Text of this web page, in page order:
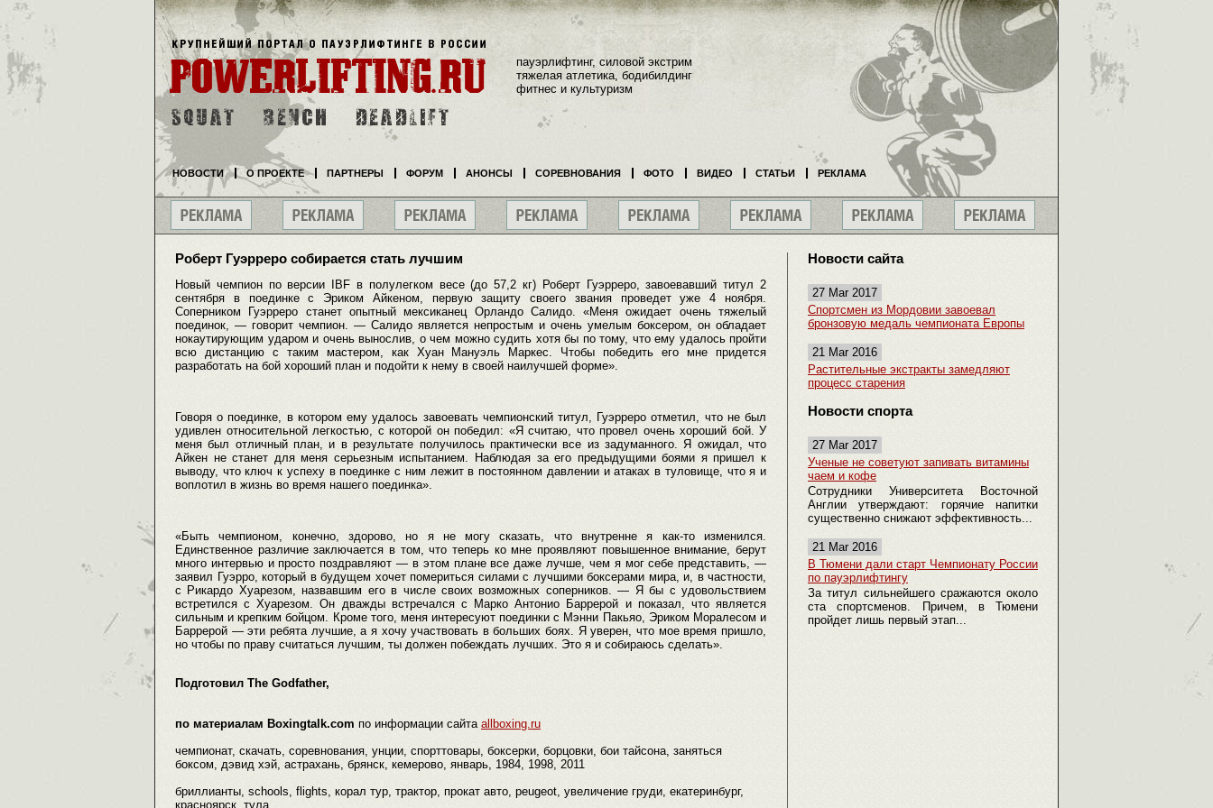
Роберт Гуэрреро собирается стать лучшим
Новый чемпион по версии IBF в полулегком весе (до 57,2 кг) Роберт Гуэрреро, завоевавший титул 2
сентября в поединке с Эриком Айкеном, первую защиту своего звания проведет уже 4 ноября.
Соперником Гуэрреро станет опытный мексиканец Орландо Салидо. «Меня ожидает очень тяжелый
поединок, — говорит чемпион. — Салидо является непростым и очень умелым боксером, он обладает
нокаутирующим ударом и очень вынослив, о чем можно судить хотя бы по тому, что ему удалось пройти
всю дистанцию с таким мастером, как Хуан Мануэль Маркес. Чтобы победить его мне придется
разработать на бой хороший план и подойти к нему в своей наилучшей форме».
Говоря о поединке, в котором ему удалось завоевать чемпионский титул, Гуэрреро отметил, что не был
удивлен относительной легкостью, с которой он победил: «Я считаю, что провел очень хороший бой. У
меня был отличный план, и в результате получилось практически все из задуманного. Я ожидал, что
Айкен не станет для меня серьезным испытанием. Наблюдая за его предыдущими боями я пришел к
выводу, что ключ к успеху в поединке с ним лежит в постоянном давлении и атаках в туловище, что я и
воплотил в жизнь во время нашего поединка».
«Быть чемпионом, конечно, здорово, но я не могу сказать, что внутренне я как-то изменился.
Единственное различие заключается в том, что теперь ко мне проявляют повышенное внимание, берут
много интервью и просто поздравляют — в этом плане все даже лучше, чем я мог себе представить, —
заявил Гуэрро, который в будущем хочет помериться силами с лучшими боксерами мира, и, в частности,
с Рикардо Хуарезом, назвавшим его в числе своих возможных соперников. — Я бы с удовольствием
встретился с Хуарезом. Он дважды встречался с Марко Антонио Баррерой и показал, что является
сильным и крепким бойцом. Кроме того, меня интересуют поединки с Мэнни Пакьяо, Эриком Моралесом и
Баррерой — эти ребята лучшие, а я хочу участвовать в больших боях. Я уверен, что мое время пришло,
но чтобы по праву считаться лучшим, ты должен побеждать лучших. Это я и собираюсь сделать».
Подготовил The Godfather,
по материалам Boxingtalk.com по информации сайта allboxing.ru
чемпионат, скачать, соревнования, унции, спорттовары, боксерки, борцовки, бои тайсона, заняться
боксом, дэвид хэй, астрахань, брянск, кемерово, январь, 1984, 1998, 2011
бриллианты, schools, flights, корал тур, трактор, прокат авто, peugeot, увеличение груди, екатеринбург,
красноярск, тула
Новости сайта
27 Mar 2017
Спортсмен из Мордовии завоевал
бронзовую медаль чемпионата Европы
21 Mar 2016
Растительные экстракты замедляют
процесс старения
Новости спорта
27 Mar 2017
Ученые не советуют запивать витамины
чаем и кофе
Сотрудники Университета Восточной
Англии утверждают: горячие напитки
существенно снижают эффективность...
21 Mar 2016
В Тюмени дали старт Чемпионату России
по пауэрлифтингу
За титул сильнейшего сражаются около
ста спортсменов. Причем, в Тюмени
пройдет лишь первый этап...
пауэрлифтинг, силовой экстрим
тяжелая атлетика, бодибилдинг
фитнес и культуризм
НОВОСТИ О ПРОЕКТЕ ПАРТНЕРЫ ФОРУМ АНОНСЫ СОРЕВНОВАНИЯ ФОТО ВИДЕО СТАТЬИ РЕКЛАМА